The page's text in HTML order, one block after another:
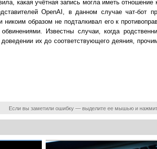
какая учётная запись могла иметь
OpenAI, в данном случае чат-бот
никоим образом не подталкивал его к
Известны случаи, когда
их до соответствующего деяния,
Если вы заметили ошибку — выделите ее мышью и